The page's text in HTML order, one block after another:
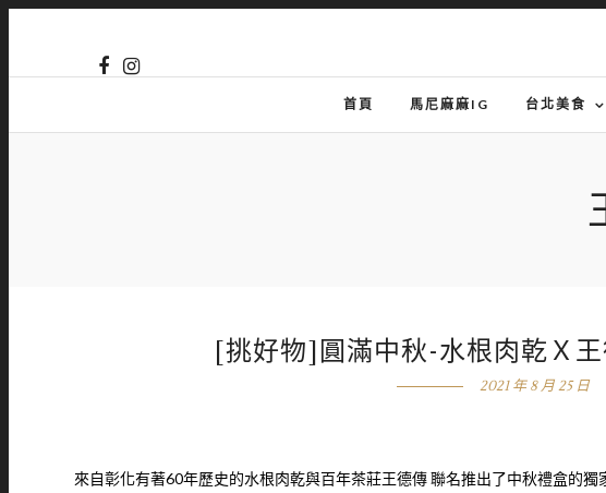
首頁 馬尼麻麻IG 台北美食
[挑好物]圓滿中秋-水根肉乾Ｘ
2021 年 8 月 25 日
來自彰化有著60年歷史的水根肉乾與百年茶莊王德傳 聯名推出了中秋禮盒的